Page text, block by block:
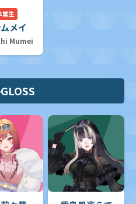
業生
メイ
Mumei